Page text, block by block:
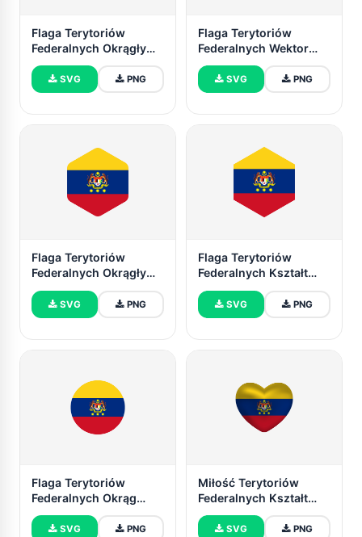
Flaga Terytoriów
Federalnych Okrągły
Prostokąt Wektor
Ilustracja
SVG PNG
Flaga Terytoriów
Federalnych Wektor
Ilustracja
SVG PNG
Flaga Terytoriów
Federalnych Okrągły
Kształt Sześciokąta
SVG PNG
Flaga Terytoriów
Federalnych Kształt
Sześciokąta
SVG PNG
Flaga Terytoriów
Federalnych Okrąg
Wektor Darmowy
SVG PNG
Miłość Terytoriów
Federalnych Kształt
Serca
SVG PNG